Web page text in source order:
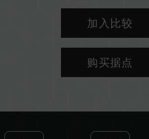
存。每一组套装中的内存皆通过兼
成。若混合使用不同套装的内存，
不稳定或不开机。
CPU 內存控制器(IMC)的体质以及
若未启用 XMP 2.0（Intel），内
2133/2400 (或更低)。此为正常
加入比较
购买据点